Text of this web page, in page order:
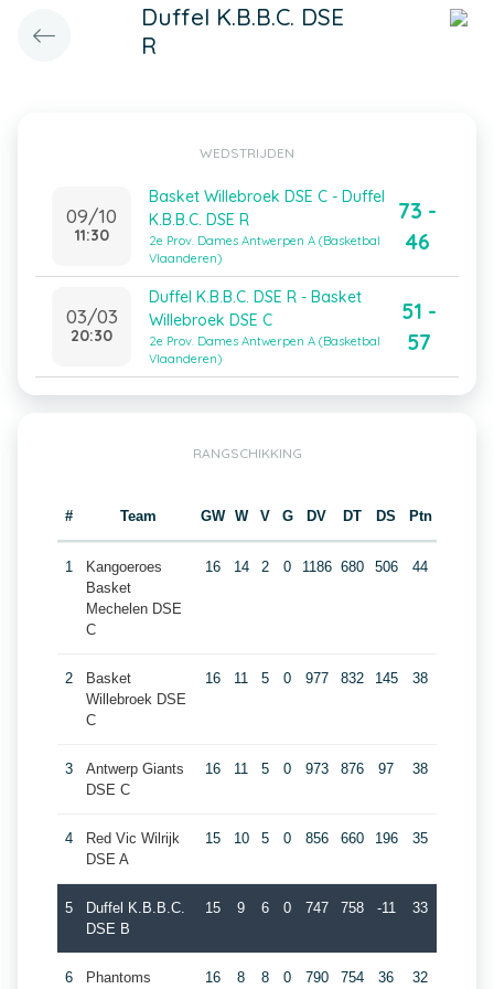
Duffel K.B.B.C. DSE
R
WEDSTRIJDEN
09/10
11:30
Basket Willebroek DSE C - Duffel
K.B.B.C. DSE R
2e Prov. Dames Antwerpen A (Basketbal
Vlaanderen)
73 -
46
03/03
20:30
Duffel K.B.B.C. DSE R - Basket
Willebroek DSE C
2e Prov. Dames Antwerpen A (Basketbal
Vlaanderen)
51 -
57
RANGSCHIKKING
# Team GW W V G DV DT DS Ptn
1
Kangoeroes
Basket
Mechelen DSE
C
16 14 2 0 1186 680 506 44
2
Basket
Willebroek DSE
C
16 11 5 0 977 832 145 38
3
Antwerp Giants
DSE C
16 11 5 0 973 876 97 38
4
Red Vic Wilrijk
DSE A
15 10 5 0 856 660 196 35
5
Duffel K.B.B.C.
DSE B
15 9 6 0 747 758 -11 33
6 Phantoms 16 8 8 0 790 754 36 32